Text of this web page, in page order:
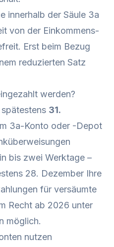
innerhalb der Säule 3a
von der Einkommens-
Erst beim Bezug
reduzierten Satz
werden?
31.
3a-Konto oder -Depot
bis zwei Werktage –
28. Dezember Ihre
für versäumte
Recht ab 2026 unter
möglich.
nutzen